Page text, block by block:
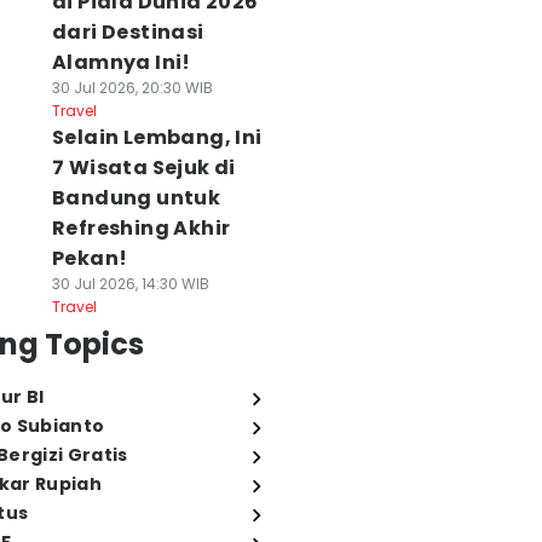
dari Destinasi
Alamnya Ini!
30 Jul 2026, 20:30 WIB
Travel
Selain Lembang, Ini
7 Wisata Sejuk di
Bandung untuk
Refreshing Akhir
Pekan!
30 Jul 2026, 14:30 WIB
Travel
Topics
BI
Subianto
Gratis
Rupiah